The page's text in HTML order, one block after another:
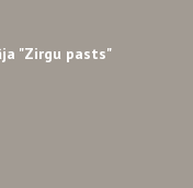
"Zirgu pasts"